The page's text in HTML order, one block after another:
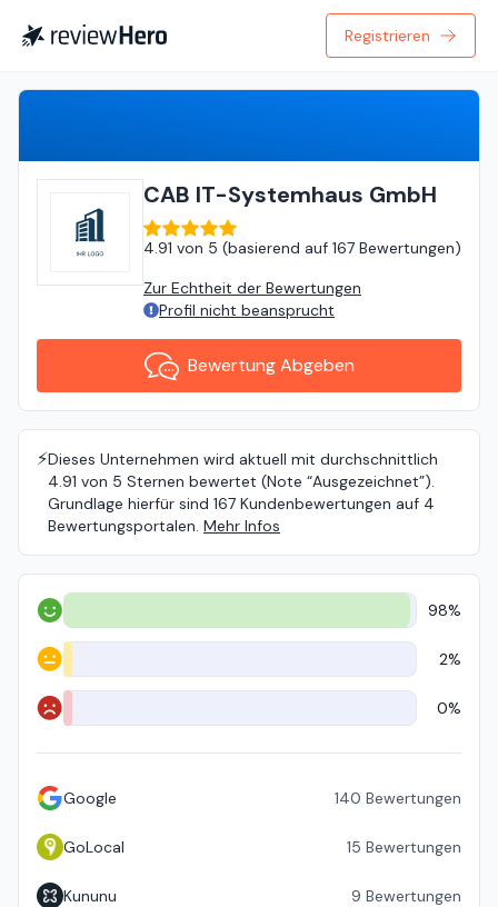
Registrieren
CAB IT-Systemhaus GmbH
4.91 von 5 (basierend auf 167 Bewertungen)
Zur Echtheit der Bewertungen
Profil nicht beansprucht
Bewertung Abgeben
⚡️Dieses Unternehmen wird aktuell mit durchschnittlich
4.91 von 5 Sternen bewertet (Note “Ausgezeichnet”).
Grundlage hierfür sind 167 Kundenbewertungen auf 4
Bewertungsportalen. Mehr Infos
Positiv 98%
Neutral 2%
Negativ 0%
Google 140 Bewertungen
GoLocal 15 Bewertungen
Kununu 9 Bewertungen